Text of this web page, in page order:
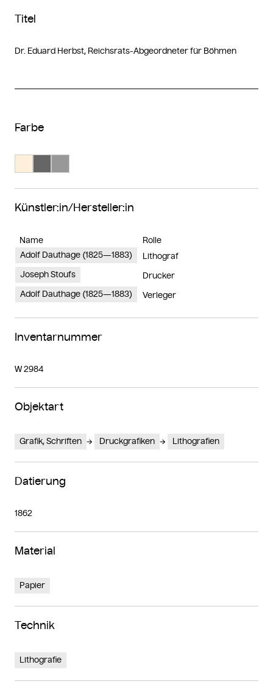
Titel
Dr. Eduard Herbst, Reichsrats-Abgeordneter für Böhmen
Farbe
Künstler:in/Hersteller:in
Name
Rolle
Adolf Dauthage (1825—1883)
Lithograf
Joseph Stoufs
Drucker
Adolf Dauthage (1825—1883)
Verleger
Inventarnummer
W 2984
Objektart
Grafik, Schriften Druckgrafiken Lithografien
Datierung
1862
Material
Papier
Technik
Lithografie